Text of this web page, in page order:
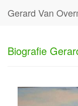
Biografie